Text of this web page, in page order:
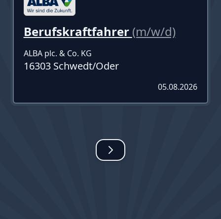
Berufskraftfahrer (m/w/d)
ALBA plc. & Co. KG
16303 Schwedt/Oder
05.08.2026